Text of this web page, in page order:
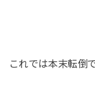
これでは本末転倒